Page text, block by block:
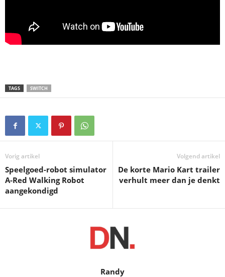
TAGS SWITCH
Vorig artikel
Speelgoed-robot simulator
A-Red Walking Robot
aangekondigd
Volgend artikel
De korte Mario Kart trailer
verhult meer dan je denkt
Randy